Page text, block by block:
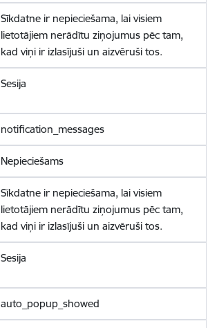
Sīkdatne ir nepieciešama, lai visiem
lietotājiem nerādītu ziņojumus pēc tam,
kad viņi ir izlasījuši un aizvēruši tos.
Sesija
notification_messages
Nepieciešams
Sīkdatne ir nepieciešama, lai visiem
lietotājiem nerādītu ziņojumus pēc tam,
kad viņi ir izlasījuši un aizvēruši tos.
Sesija
auto_popup_showed